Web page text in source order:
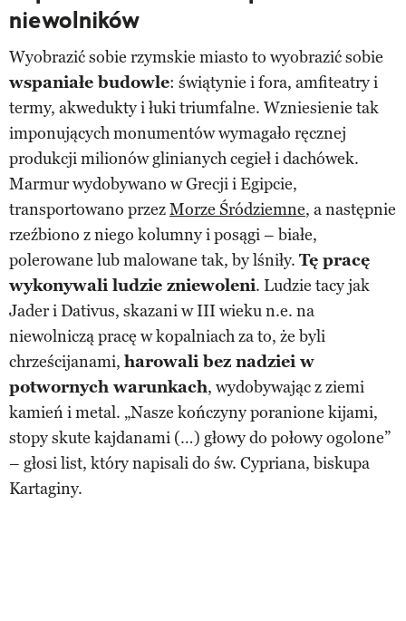
niewolników
Wyobrazić sobie rzymskie miasto to wyobrazić sobie
wspaniałe budowle: świątynie i fora, amfiteatry i
termy, akwedukty i łuki triumfalne. Wzniesienie tak
imponujących monumentów wymagało ręcznej
produkcji milionów glinianych cegieł i dachówek.
Marmur wydobywano w Grecji i Egipcie,
transportowano przezMorze Śródziemne, a następnie
rzeźbiono z niego kolumny i posągi – białe,
polerowane lub malowane tak, by lśniły. Tę pracę
wykonywali ludzie zniewoleni. Ludzie tacy jak
Jader i Dativus, skazani w III wieku n.e. na
niewolniczą pracę w kopalniach za to, że byli
chrześcijanami, harowali bez nadziei w
potwornych warunkach, wydobywając z ziemi
kamień i metal. „Nasze kończyny poranione kijami,
stopy skute kajdanami (…) głowy do połowy ogolone”
– głosi list, który napisali do św. Cypriana, biskupa
Kartaginy.